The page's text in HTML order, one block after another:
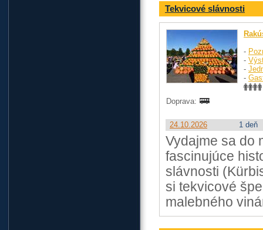
Tekvicové slávnosti
-
-
-
-
Doprava:
24.10.2026 1 deň
Vydajme sa do
fascinujúce
slávnosti
si tekvicové
malebného